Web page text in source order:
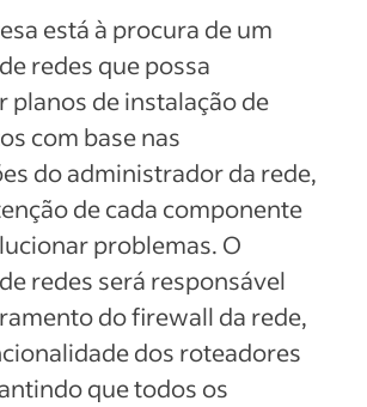
está à procura de um
redes que possa
planos de instalação de
com base nas
do administrador da rede,
de cada componente
problemas. O
redes será responsável
do firewall da rede,
dos roteadores
que todos os